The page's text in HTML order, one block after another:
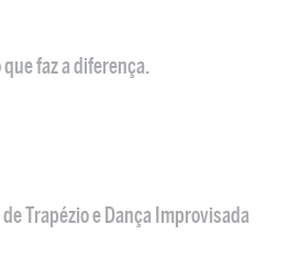
faz a diferença.
Trapézio e Dança Improvisada